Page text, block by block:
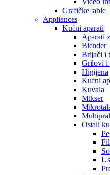
Video
Grafičke table
Appliances
Kućni aparati
Aparati
Blender
Brijači i
Grilovi i
Higijena
Kućni
Kuvala
Mikser
Ostali